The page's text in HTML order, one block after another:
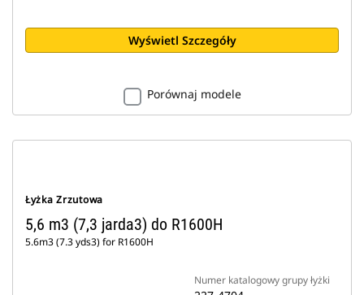
Wyświetl Szczegóły
Porównaj modele
Łyżka Zrzutowa
5,6 m3 (7,3 jarda3) do R1600H
5.6m3 (7.3 yds3) for R1600H
Numer katalogowy grupy łyżki